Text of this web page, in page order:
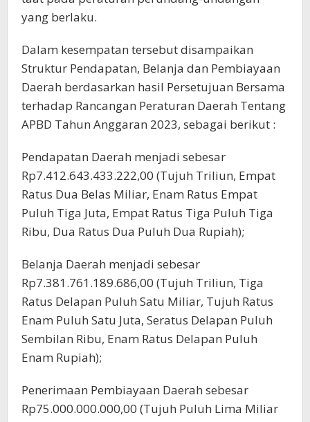
yang berlaku.
Dalam kesempatan tersebut disampaikan
Struktur Pendapatan, Belanja dan Pembiayaan
Daerah berdasarkan hasil Persetujuan Bersama
terhadap Rancangan Peraturan Daerah Tentang
APBD Tahun Anggaran 2023, sebagai berikut :
Pendapatan Daerah menjadi sebesar
Rp7.412.643.433.222,00 (Tujuh Triliun, Empat
Ratus Dua Belas Miliar, Enam Ratus Empat
Puluh Tiga Juta, Empat Ratus Tiga Puluh Tiga
Ribu, Dua Ratus Dua Puluh Dua Rupiah);
Belanja Daerah menjadi sebesar
Rp7.381.761.189.686,00 (Tujuh Triliun, Tiga
Ratus Delapan Puluh Satu Miliar, Tujuh Ratus
Enam Puluh Satu Juta, Seratus Delapan Puluh
Sembilan Ribu, Enam Ratus Delapan Puluh
Enam Rupiah);
Penerimaan Pembiayaan Daerah sebesar
Rp75.000.000.000,00 (Tujuh Puluh Lima Miliar